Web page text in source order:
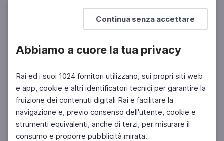
Continua senza accettare
Abbiamo a cuore la tua privacy
Rai ed i suoi 1024 fornitori utilizzano, sui propri siti web
e app, cookie e altri identificatori tecnici per garantire la
fruizione dei contenuti digitali Rai e facilitare la
navigazione e, previo consenso dell'utente, cookie e
strumenti equivalenti, anche di terzi, per misurare il
consumo e proporre pubblicità mirata.